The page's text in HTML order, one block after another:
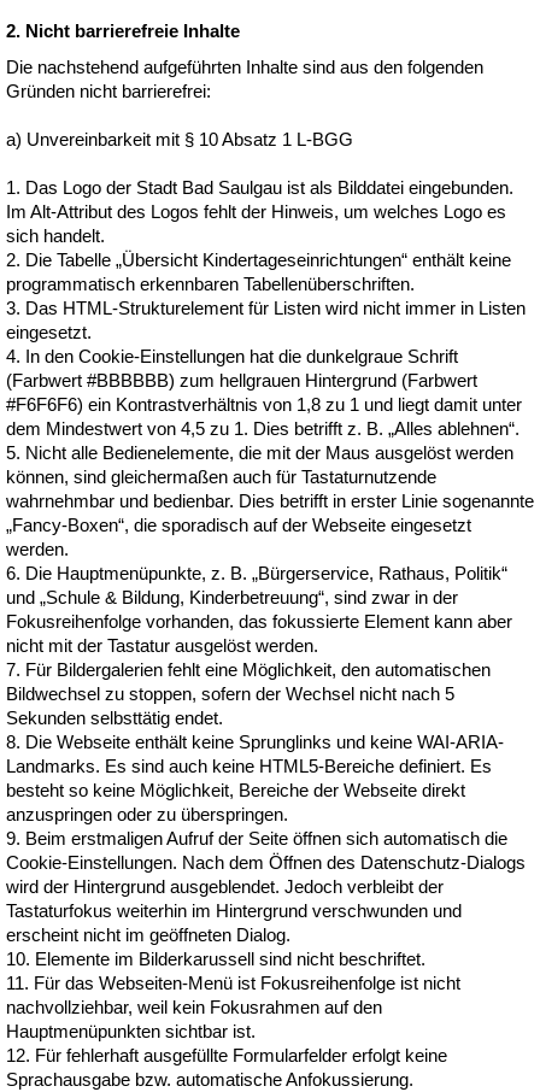
2. Nicht barrierefreie Inhalte
Die nachstehend aufgeführten Inhalte sind aus den folgenden
Gründen nicht barrierefrei:
a) Unvereinbarkeit mit § 10 Absatz 1 L‐BGG
1. Das Logo der Stadt Bad Saulgau ist als Bilddatei eingebunden.
Im Alt-Attribut des Logos fehlt der Hinweis, um welches Logo es
sich handelt.
2. Die Tabelle „Übersicht Kindertageseinrichtungen“ enthält keine
programmatisch erkennbaren Tabellenüberschriften.
3. Das HTML-Strukturelement für Listen wird nicht immer in Listen
eingesetzt.
4. In den Cookie-Einstellungen hat die dunkelgraue Schrift
(Farbwert #BBBBBB) zum hellgrauen Hintergrund (Farbwert
#F6F6F6) ein Kontrastverhältnis von 1,8 zu 1 und liegt damit unter
dem Mindestwert von 4,5 zu 1. Dies betrifft z. B. „Alles ablehnen“.
5. Nicht alle Bedienelemente, die mit der Maus ausgelöst werden
können, sind gleichermaßen auch für Tastaturnutzende
wahrnehmbar und bedienbar. Dies betrifft in erster Linie sogenannte
„Fancy-Boxen“, die sporadisch auf der Webseite eingesetzt
werden.
6. Die Hauptmenüpunkte, z. B. „Bürgerservice, Rathaus, Politik“
und „Schule & Bildung, Kinderbetreuung“, sind zwar in der
Fokusreihenfolge vorhanden, das fokussierte Element kann aber
nicht mit der Tastatur ausgelöst werden.
7. Für Bildergalerien fehlt eine Möglichkeit, den automatischen
Bildwechsel zu stoppen, sofern der Wechsel nicht nach 5
Sekunden selbsttätig endet.
8. Die Webseite enthält keine Sprunglinks und keine WAI-ARIA-
Landmarks. Es sind auch keine HTML5-Bereiche definiert. Es
besteht so keine Möglichkeit, Bereiche der Webseite direkt
anzuspringen oder zu überspringen.
9. Beim erstmaligen Aufruf der Seite öffnen sich automatisch die
Cookie-Einstellungen. Nach dem Öffnen des Datenschutz-Dialogs
wird der Hintergrund ausgeblendet. Jedoch verbleibt der
Tastaturfokus weiterhin im Hintergrund verschwunden und
erscheint nicht im geöffneten Dialog.
10. Elemente im Bilderkarussell sind nicht beschriftet.
11. Für das Webseiten-Menü ist Fokusreihenfolge ist nicht
nachvollziehbar, weil kein Fokusrahmen auf den
Hauptmenüpunkten sichtbar ist.
12. Für fehlerhaft ausgefüllte Formularfelder erfolgt keine
Sprachausgabe bzw. automatische Anfokussierung.